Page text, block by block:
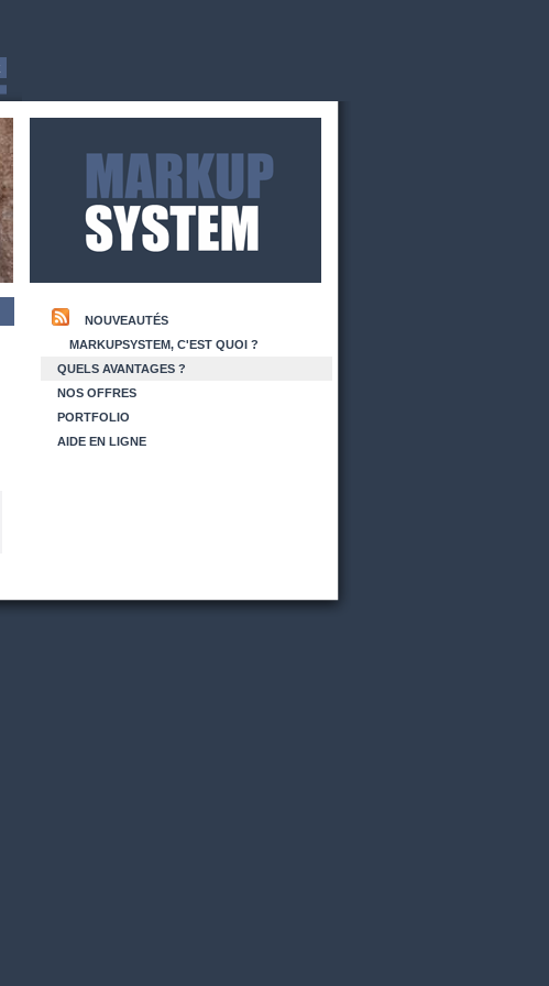
NOUVEAUTÉS
MARKUPSYSTEM, C'EST QUOI ?
QUELS AVANTAGES ?
NOS OFFRES
PORTFOLIO
AIDE EN LIGNE